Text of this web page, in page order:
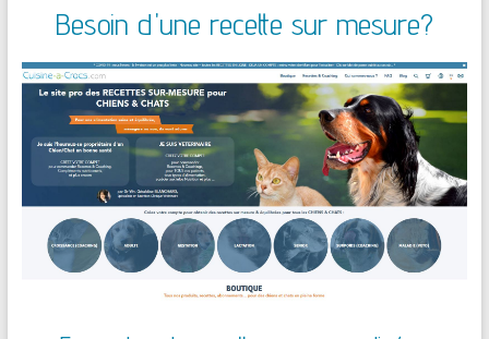
Besoin d'une recette sur mesure?